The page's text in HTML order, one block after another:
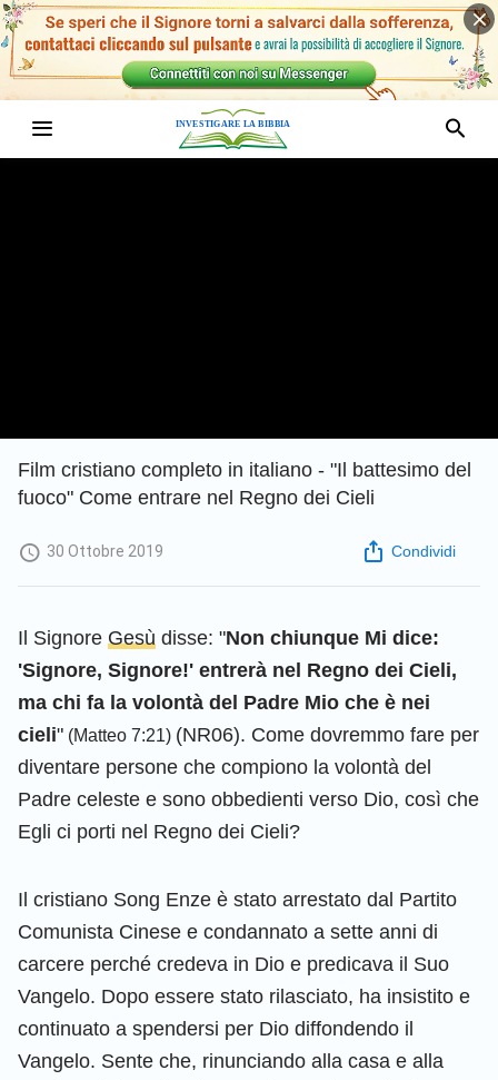
Film cristiano completo in italiano - "Il battesimo del
fuoco" Come entrare nel Regno dei Cieli
30 Ottobre 2019 Condividi
Il Signore Gesù disse: "Non chiunque Mi dice:
'Signore, Signore!' entrerà nel Regno dei Cieli,
ma chi fa la volontà del Padre Mio che è nei
cieli" (Matteo 7:21) (NR06). Come dovremmo fare per
diventare persone che compiono la volontà del
Padre celeste e sono obbedienti verso Dio, così che
Egli ci porti nel Regno dei Cieli?
Il cristiano Song Enze è stato arrestato dal Partito
Comunista Cinese e condannato a sette anni di
carcere perché credeva in Dio e predicava il Suo
Vangelo. Dopo essere stato rilasciato, ha insistito e
continuato a spendersi per Dio diffondendo il
Vangelo. Sente che, rinunciando alla casa e alla